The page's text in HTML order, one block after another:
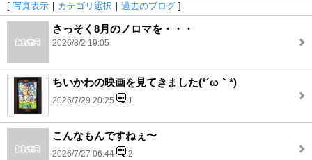
[ 写真表示 ｜ カテゴリ選択 ｜ 過去のブログ ]
さっそく8月のノロマを・・・
2026/8/2 19:05
ちいかわの映画を見てきました(*´ω｀*)
2026/7/29 20:25 1
こんなもんですねぇ〜
2026/7/27 06:44 2